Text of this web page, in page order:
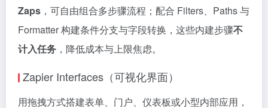
Zaps ，可自由组合多步骤流程；配合 Filters、Paths 与
Formatter 构建条件分支与字段转换，这些内建步骤不
计入任务 ，降低成本与上限焦虑。
Zapier Interfaces（可视化界面）
用拖拽方式搭建表单、门户、仪表板或小型内部应用，